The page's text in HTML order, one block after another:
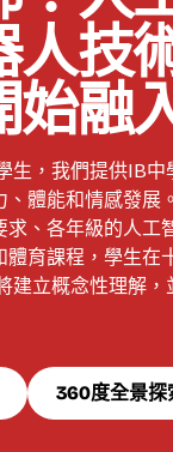
人技
始融
生，我們提供IB中
、體能和情感發展
求、各年級的人工
體育課程，學生在
建立概念性理解，
360度全景探